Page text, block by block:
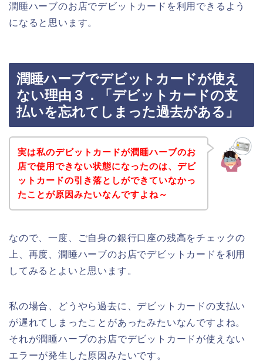
潤睡ハーブのお店でデビットカードを利用できるよう
になると思います。
潤睡ハーブでデビットカードが使え
ない理由３．「デビットカードの支
払いを忘れてしまった過去がある」
実は私のデビットカードが潤睡ハーブのお
店で使用できない状態になったのは、デビ
ットカードの引き落としができていなかっ
たことが原因みたいなんですよね～
なので、一度、ご自身の銀行口座の残高をチェックの
上、再度、潤睡ハーブのお店でデビットカードを利用
してみるとよいと思います。
私の場合、どうやら過去に、デビットカードの支払い
が遅れてしまったことがあったみたいなんですよね。
それが潤睡ハーブのお店でデビットカードが使えない
エラーが発生した原因みたいです。